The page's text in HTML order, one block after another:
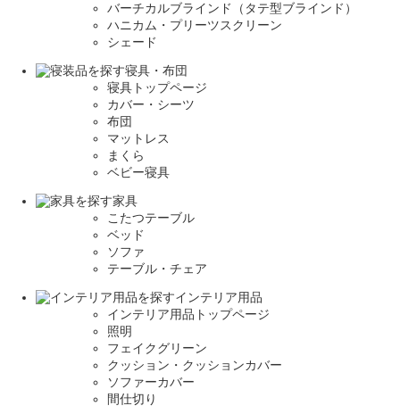
バーチカルブラインド（タテ型ブラインド）
ハニカム・プリーツスクリーン
シェード
寝具・布団
寝具トップページ
カバー・シーツ
布団
マットレス
まくら
ベビー寝具
家具
こたつテーブル
ベッド
ソファ
テーブル・チェア
インテリア用品
インテリア用品トップページ
照明
フェイクグリーン
クッション・クッションカバー
ソファーカバー
間仕切り